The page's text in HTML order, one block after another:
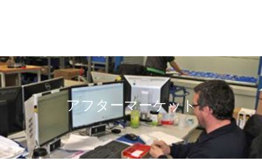
アフターマーケット